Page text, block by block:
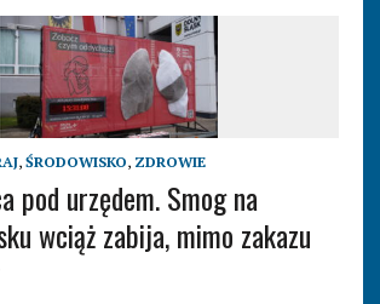
, ŚRODOWISKO, ZDROWIE
pod urzędem. Smog na
wciąż zabija, mimo zakazu